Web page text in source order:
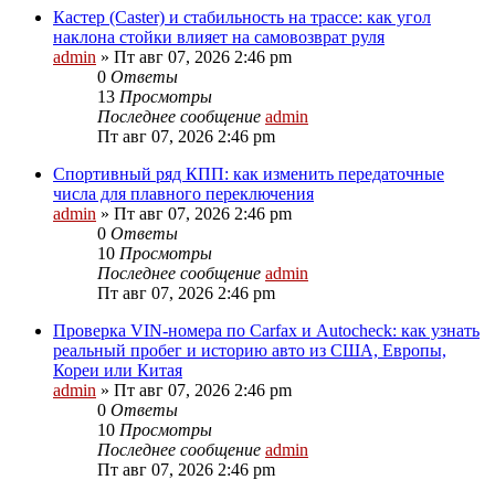
Кастер (Caster) и стабильность на трассе: как угол
наклона стойки влияет на самовозврат руля
admin » Пт авг 07, 2026 2:46 pm
0 Ответы
13 Просмотры
Последнее сообщение admin
Пт авг 07, 2026 2:46 pm
Спортивный ряд КПП: как изменить передаточные
числа для плавного переключения
admin » Пт авг 07, 2026 2:46 pm
0 Ответы
10 Просмотры
Последнее сообщение admin
Пт авг 07, 2026 2:46 pm
Проверка VIN-номера по Carfax и Autocheck: как узнать
реальный пробег и историю авто из США, Европы,
Кореи или Китая
admin » Пт авг 07, 2026 2:46 pm
0 Ответы
10 Просмотры
Последнее сообщение admin
Пт авг 07, 2026 2:46 pm